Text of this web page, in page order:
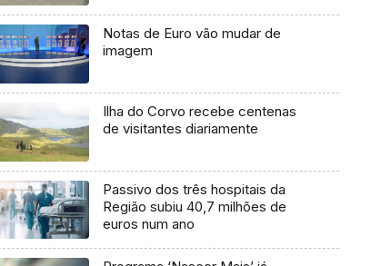
Notas de Euro vão mudar de
imagem
Ilha do Corvo recebe centenas
de visitantes diariamente
Passivo dos três hospitais da
Região subiu 40,7 milhões de
euros num ano